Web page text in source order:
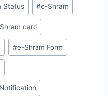
Status #e-Shram
card
#e-Shram Form